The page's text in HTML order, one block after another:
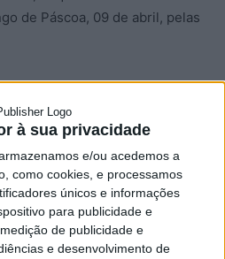
à sua privacidade
e/ou acedemos a
como cookies, e processamos
únicos e informações
para publicidade e
de publicidade e
e desenvolvimento de
de Páscoa, 09 de abril, pelas
ano promete ser a mais
as oficinas de preparação
ACERT a ter registado um
e voluntários, que superou
mote ‘o respeito e como
respeitar, vais